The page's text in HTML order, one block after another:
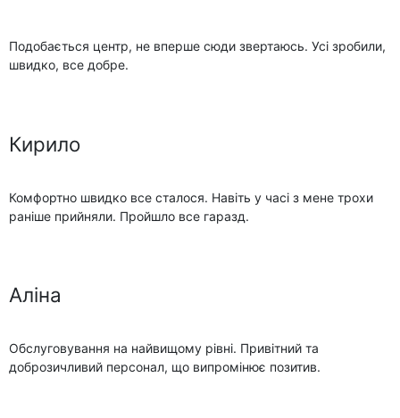
Подобається центр, не вперше сюди звертаюсь. Усі зробили,
швидко, все добре.
Кирило
Комфортно швидко все сталося. Навіть у часі з мене трохи
раніше прийняли. Пройшло все гаразд.
Аліна
Обслуговування на найвищому рівні. Привітний та
доброзичливий персонал, що випромінює позитив.